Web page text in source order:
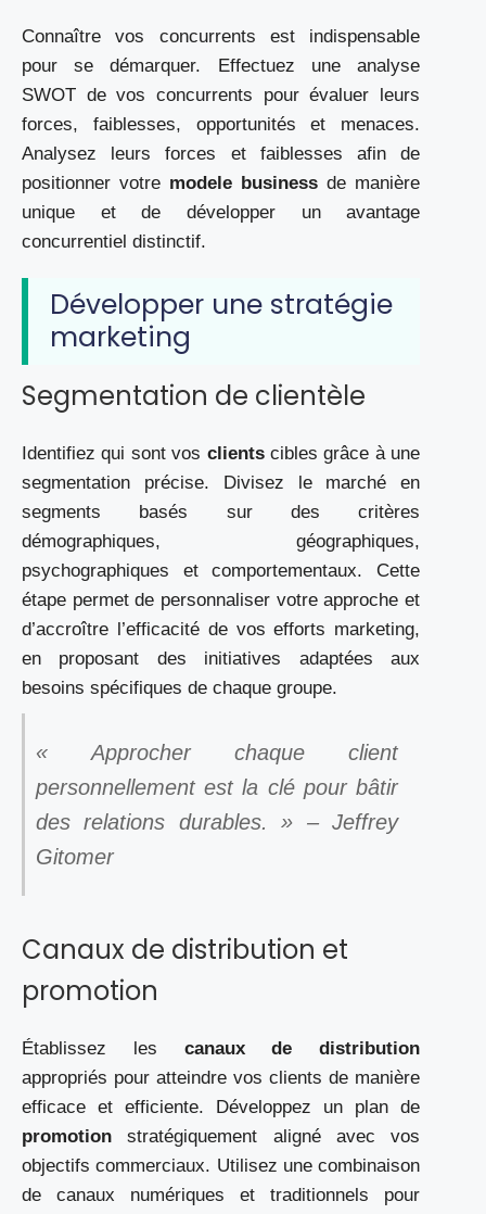
Connaître vos concurrents est indispensable
pour se démarquer. Effectuez une analyse
SWOT de vos concurrents pour évaluer leurs
forces, faiblesses, opportunités et menaces.
Analysez leurs forces et faiblesses afin de
positionner votre modele business de manière
unique et de développer un avantage
concurrentiel distinctif.
Développer une stratégie
marketing
Segmentation de clientèle
Identifiez qui sont vos clientscibles grâce à une
segmentation précise. Divisez le marché en
segments basés sur des critères
démographiques, géographiques,
psychographiques et comportementaux. Cette
étape permet de personnaliser votre approche et
d’accroître l’efficacité de vos efforts marketing,
en proposant des initiatives adaptées aux
besoins spécifiques de chaque groupe.
« Approcher chaque client
personnellement est la clé pour bâtir
des relations durables. » – Jeffrey
Gitomer
Canaux de distribution et
promotion
Établissez les canaux de distribution
appropriés pour atteindre vos clients de manière
efficace et efficiente. Développez un plan de
promotion stratégiquement aligné avec vos
objectifs commerciaux. Utilisez une combinaison
de canaux numériques et traditionnels pour